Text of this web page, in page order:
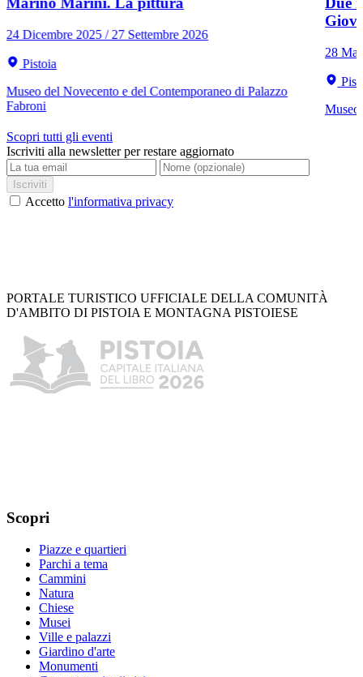
24 Dicembre 2025 / 27 Settembre 2026
Pistoia
Museo del Novecento e del Contemporaneo di Palazzo
Fabroni
28
Museo
Scopri tutti gli eventi
Iscriviti alla newsletter per restare aggiornato
Iscriviti
Accetto l'informativa privacy
PORTALE TURISTICO UFFICIALE DELLA COMUNITÀ
D'AMBITO DI PISTOIA E MONTAGNA PISTOIESE
Scopri
Piazze e quartieri
Parchi a tema
Cammini
Natura
Chiese
Musei
Ville e palazzi
Giardino d'arte
Monumenti